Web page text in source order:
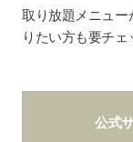
取り放題メニュー
りたい方も要チェ
公式